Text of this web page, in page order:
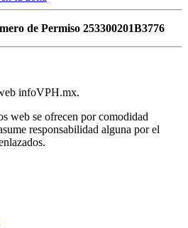
de Permiso 253300201B3776
infoVPH.mx.
web se ofrecen por comodidad
responsabilidad alguna por el